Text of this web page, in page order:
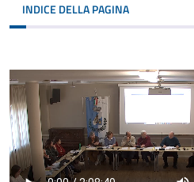
INDICE DELLA PAGINA